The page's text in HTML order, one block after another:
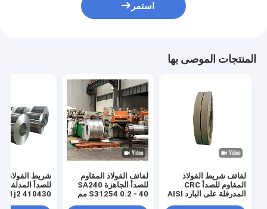
استمر
المنتجات الموصى بها
لفائف شريط الفولاذ
المقاوم للصدأ CRC
المدرفلة على البارد AISI
لفائف الفولاذ المقاوم
للصدأ الجاهزة SA240
S31254 0.2 - 40 مم
شريط الفولاذ
للصدأ المدلفن
410430